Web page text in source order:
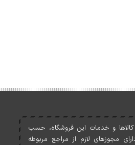
کالاها و خدمات اين فروشگاه، حسب
مجوزهای لازم از مراجع مربوطه